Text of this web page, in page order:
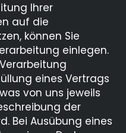
Ihrer
auf die
können Sie
einlegen.
eines Vertrags
von uns jeweils
der
Bei Ausübung eines